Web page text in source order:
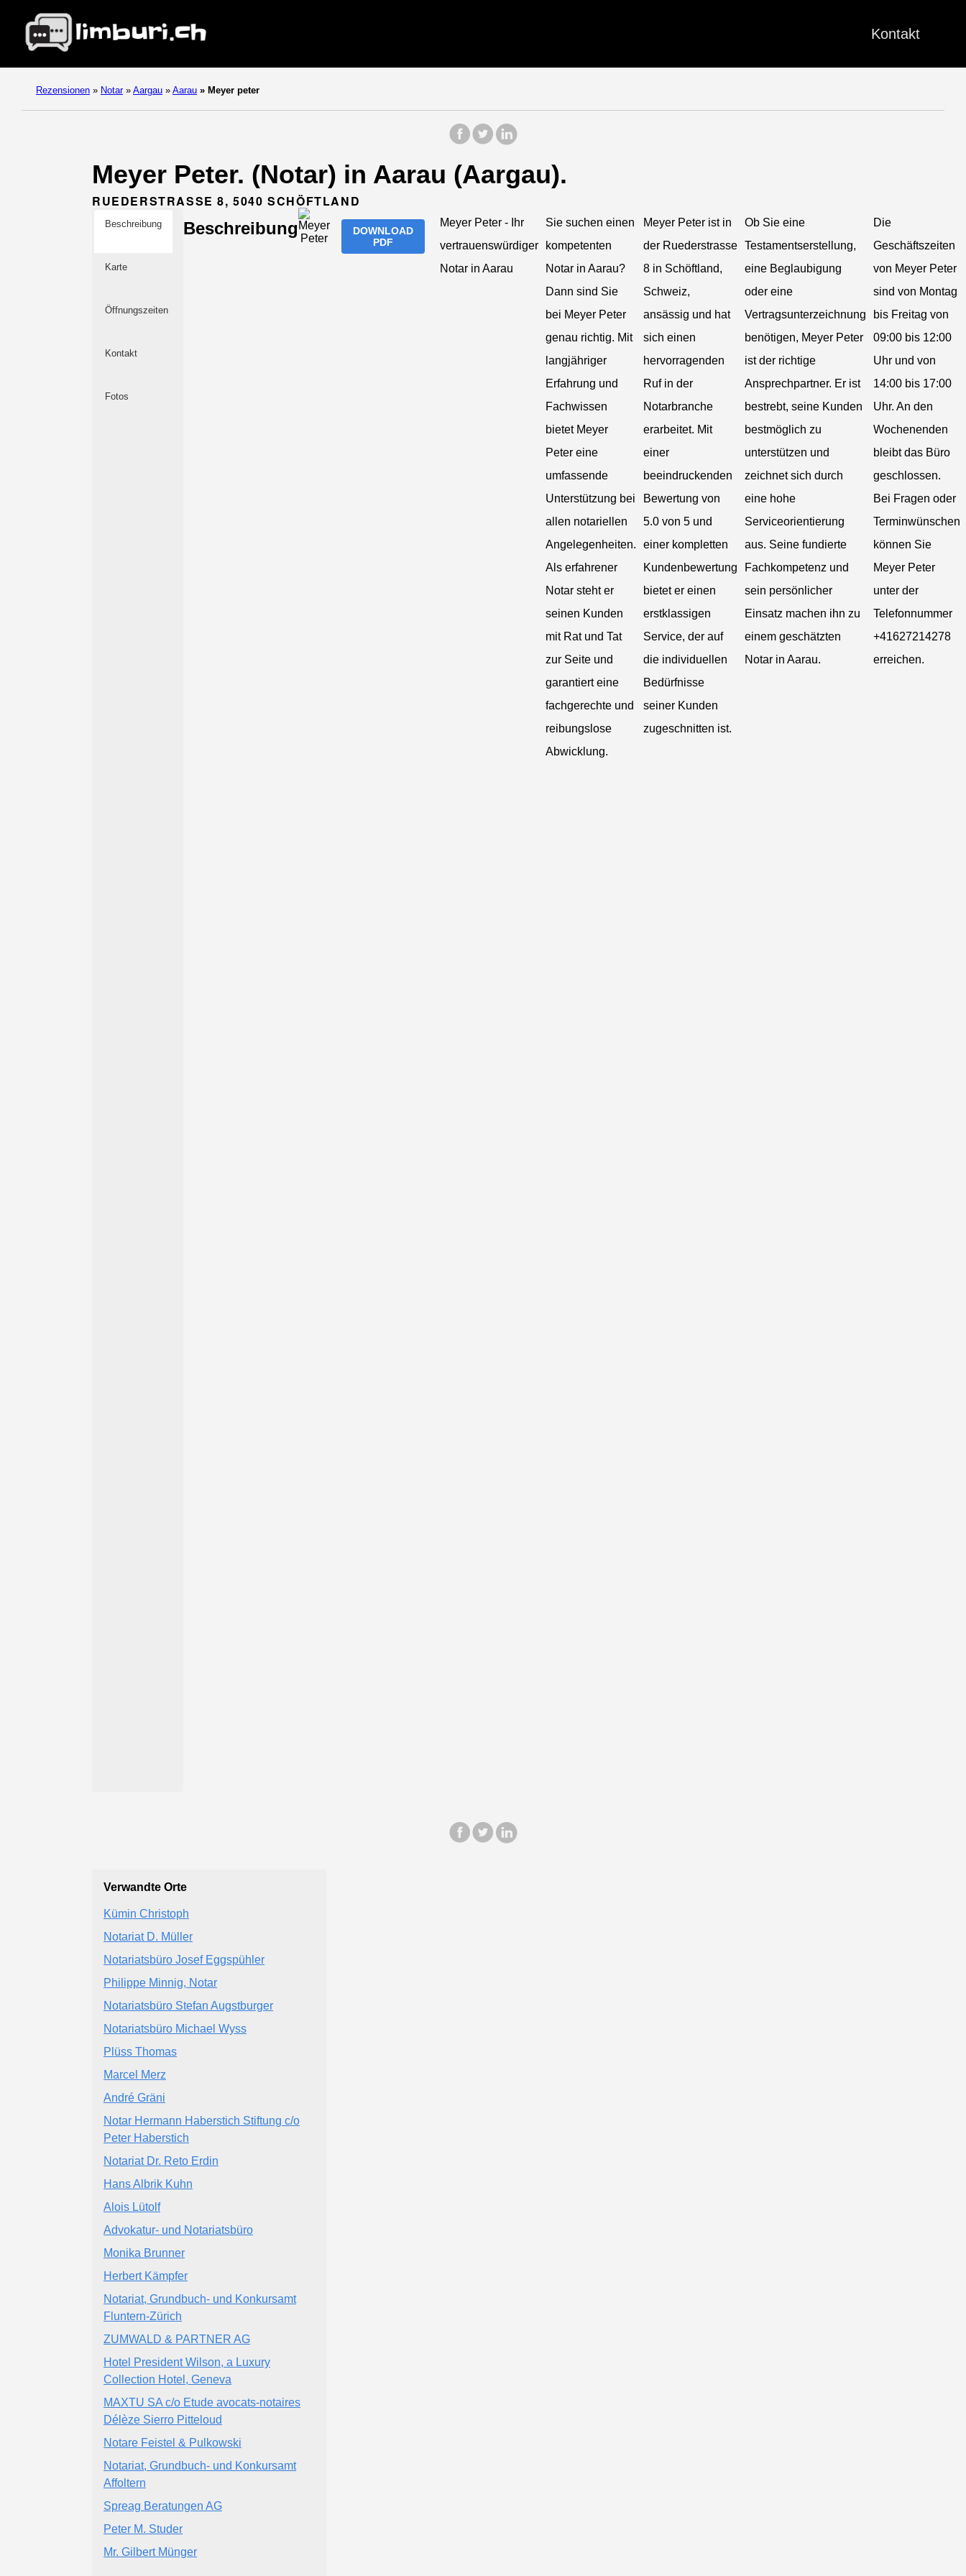
Kontakt
Rezensionen » Notar » Aargau » Aarau » Meyer peter
Meyer Peter. (Notar) in Aarau (Aargau).
RUEDERSTRASSE 8, 5040 SCHÖFTLAND
Beschreibung
Karte
Öffnungszeiten
Kontakt
Fotos
Beschreibung
DOWNLOAD
PDF
Meyer Peter - Ihr
vertrauenswürdiger
Notar in Aarau
Sie suchen einen
kompetenten
Notar in Aarau?
Dann sind Sie
bei Meyer Peter
genau richtig. Mit
langjähriger
Erfahrung und
Fachwissen
bietet Meyer
Peter eine
umfassende
Unterstützung bei
allen notariellen
Angelegenheiten.
Als erfahrener
Notar steht er
seinen Kunden
mit Rat und Tat
zur Seite und
garantiert eine
fachgerechte und
reibungslose
Abwicklung.
Meyer Peter ist in
der Ruederstrasse
8 in Schöftland,
Schweiz,
ansässig und hat
sich einen
hervorragenden
Ruf in der
Notarbranche
erarbeitet. Mit
einer
beeindruckenden
Bewertung von
5.0 von 5 und
einer kompletten
Kundenbewertung
bietet er einen
erstklassigen
Service, der auf
die individuellen
Bedürfnisse
seiner Kunden
zugeschnitten ist.
Ob Sie eine
Testamentserstellung,
eine Beglaubigung
oder eine
Vertragsunterzeichnung
benötigen, Meyer Peter
ist der richtige
Ansprechpartner. Er ist
bestrebt, seine Kunden
bestmöglich zu
unterstützen und
zeichnet sich durch
eine hohe
Serviceorientierung
aus. Seine fundierte
Fachkompetenz und
sein persönlicher
Einsatz machen ihn zu
einem geschätzten
Notar in Aarau.
Die
Geschäftszeiten
von Meyer Peter
sind von Montag
bis Freitag von
09:00 bis 12:00
Uhr und von
14:00 bis 17:00
Uhr. An den
Wochenenden
bleibt das Büro
geschlossen.
Bei Fragen oder
Terminwünschen
können Sie
Meyer Peter
unter der
Telefonnummer
+41627214278
erreichen.
Verwandte Orte
Kümin Christoph
Notariat D. Müller
Notariatsbüro Josef Eggspühler
Philippe Minnig, Notar
Notariatsbüro Stefan Augstburger
Notariatsbüro Michael Wyss
Plüss Thomas
Marcel Merz
André Gräni
Notar Hermann Haberstich Stiftung c/o
Peter Haberstich
Notariat Dr. Reto Erdin
Hans Albrik Kuhn
Alois Lütolf
Advokatur- und Notariatsbüro
Monika Brunner
Herbert Kämpfer
Notariat, Grundbuch- und Konkursamt
Fluntern-Zürich
ZUMWALD & PARTNER AG
Hotel President Wilson, a Luxury
Collection Hotel, Geneva
MAXTU SA c/o Etude avocats-notaires
Délèze Sierro Pitteloud
Notare Feistel & Pulkowski
Notariat, Grundbuch- und Konkursamt
Affoltern
Spreag Beratungen AG
Peter M. Studer
Mr. Gilbert Münger